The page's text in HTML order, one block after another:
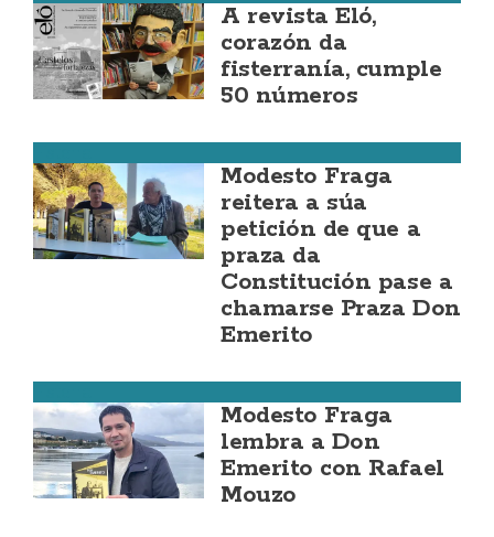
A revista Eló,
corazón da
fisterranía, cumple
50 números
Modesto Fraga
reitera a súa
petición de que a
praza da
Constitución pase a
chamarse Praza Don
Emerito
Modesto Fraga
lembra a Don
Emerito con Rafael
Mouzo